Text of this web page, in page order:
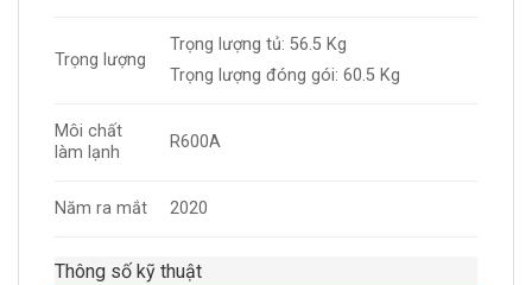
Trọng lượng
Trọng lượng tủ: 56.5 Kg
Trọng lượng đóng gói: 60.5 Kg
Môi chất
làm lạnh
R600A
Năm ra mắt 2020
Thông số kỹ thuật